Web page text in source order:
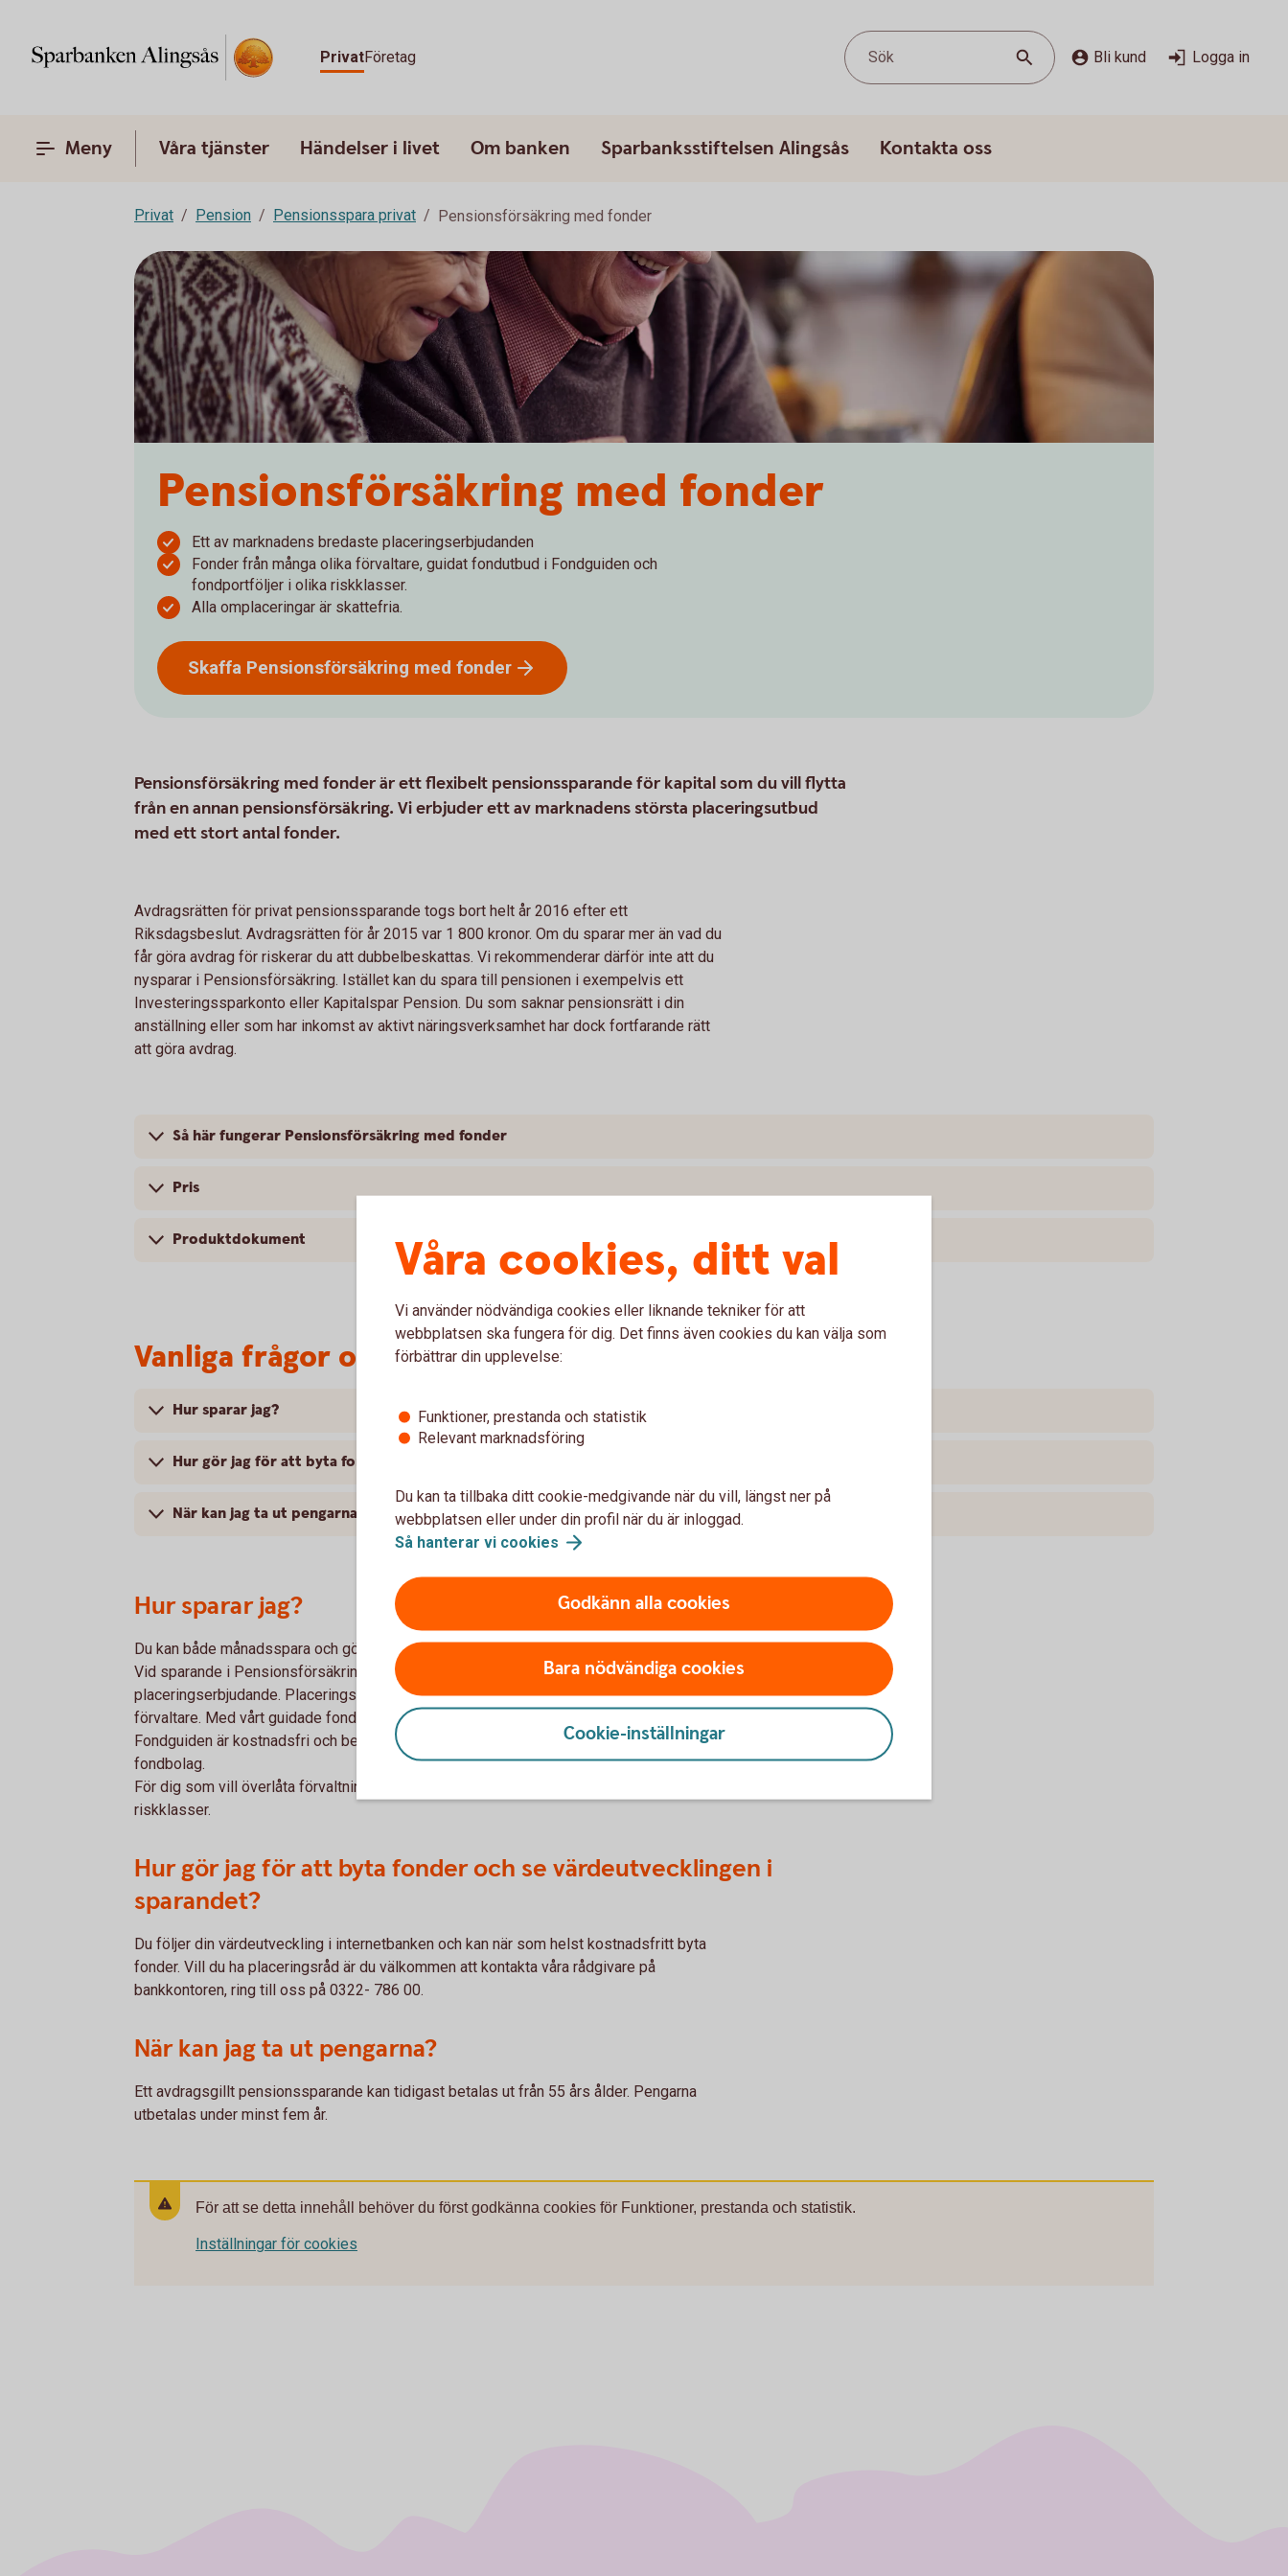
PrivatFöretag Sök Bli kund Logga in
Meny Våra tjänster Händelser i livet Om banken Sparbanksstiftelsen Alingsås Kontakta oss
Privat Pension Pensionsspara privat Pensionsförsäkring med fonder
Pensionsförsäkring med fonder
Ett av marknadens bredaste placeringserbjudanden
Fonder från många olika förvaltare, guidat fondutbud i Fondguiden och
fondportföljer i olika riskklasser.
Alla omplaceringar är skattefria.
Skaffa Pensionsförsäkring med fonder
Pensionsförsäkring med fonder är ett flexibelt pensionssparande för kapital som du vill flytta
från en annan pensionsförsäkring. Vi erbjuder ett av marknadens största placeringsutbud
med ett stort antal fonder.
Avdragsrätten för privat pensionssparande togs bort helt år 2016 efter ett
Riksdagsbeslut. Avdragsrätten för år 2015 var 1 800 kronor. Om du sparar mer än vad du
får göra avdrag för riskerar du att dubbelbeskattas. Vi rekommenderar därför inte att du
nysparar i Pensionsförsäkring. Istället kan du spara till pensionen i exempelvis ett
Investeringssparkonto eller Kapitalspar Pension. Du som saknar pensionsrätt i din
anställning eller som har inkomst av aktivt näringsverksamhet har dock fortfarande rätt
att göra avdrag.
Så här fungerar Pensionsförsäkring med fonder
Pris
Produktdokument
Vanliga frågor och svar
Hur sparar jag?
Hur gör jag för att byta fonder och se värdeutvecklingen i sparandet?
När kan jag ta ut pengarna?
Hur sparar jag?
Du kan både månadsspara och göra engångsinsättningar. Du väljer själv belopp.
Vid sparande i Pensionsförsäkring med fonder har du tillgång till vårt breda
placeringserbjudande. Placeringserbjudandet omfattar en mängd fonder från många olika
förvaltare. Med vårt guidade fondutbud i Fondguiden får du hjälp att hitta bra fonder.
Fondguiden är kostnadsfri och består av ett 70-tal utvalda fonder från närmare 20 olika
fondbolag.
För dig som vill överlåta förvaltningen till våra specialister finns fondportföljer i olika
riskklasser.
Hur gör jag för att byta fonder och se värdeutvecklingen i
sparandet?
Du följer din värdeutveckling i internetbanken och kan när som helst kostnadsfritt byta
fonder. Vill du ha placeringsråd är du välkommen att kontakta våra rådgivare på
bankkontoren, ring till oss på 0322- 786 00.
När kan jag ta ut pengarna?
Ett avdragsgillt pensionssparande kan tidigast betalas ut från 55 års ålder. Pengarna
utbetalas under minst fem år.
För att se detta innehåll behöver du först godkänna cookies för Funktioner, prestanda och statistik.
Inställningar för cookies
Våra cookies, ditt val
Vi använder nödvändiga cookies eller liknande tekniker för att
webbplatsen ska fungera för dig. Det finns även cookies du kan välja som
förbättrar din upplevelse:
Funktioner, prestanda och statistik
Relevant marknadsföring
Du kan ta tillbaka ditt cookie-medgivande när du vill, längst ner på
webbplatsen eller under din profil när du är inloggad.
Så hanterar vi cookies
Godkänn alla cookies
Bara nödvändiga cookies
Cookie-inställningar